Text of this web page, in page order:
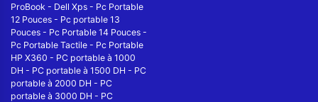
ProBook - Dell Xps - Pc Portable
12 Pouces - Pc portable 13
Pouces - Pc Portable 14 Pouces -
Pc Portable Tactile - Pc Portable
HP X360 - PC portable à 1000
DH - PC portable à 1500 DH - PC
portable à 2000 DH - PC
portable à 3000 DH - PC